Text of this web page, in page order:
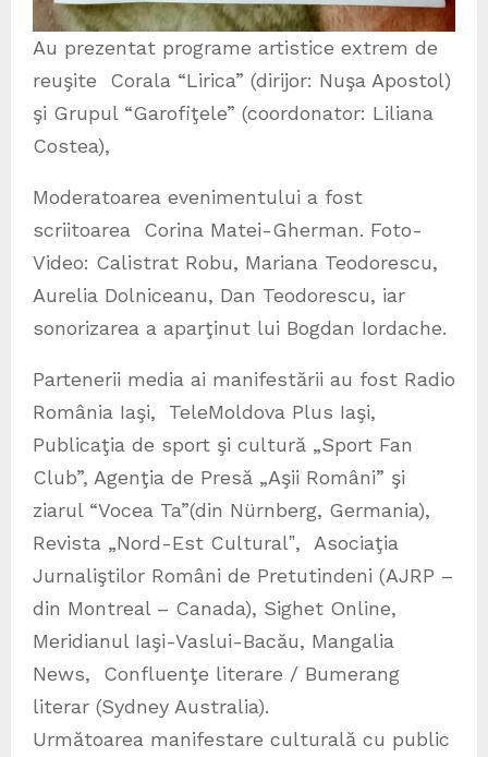
Au prezentat programe artistice extrem de
reuşite Corala “Lirica” (dirijor: Nuşa Apostol)
şi Grupul “Garofiţele” (coordonator: Liliana
Costea),
Moderatoarea evenimentului a fost
scriitoarea Corina Matei-Gherman. Foto-
Video: Calistrat Robu, Mariana Teodorescu,
Aurelia Dolniceanu, Dan Teodorescu, iar
sonorizarea a aparţinut lui Bogdan Iordache.
Partenerii media ai manifestării au fost Radio
România Iaşi, TeleMoldova Plus Iaşi,
Publicaţia de sport şi cultură „Sport Fan
Club”, Agenţia de Presă „Aşii Români” şi
ziarul “Vocea Ta”(din Nürnberg, Germania),
Revista „Nord-Est Culturalˮ, Asociaţia
Jurnaliştilor Români de Pretutindeni (AJRP –
din Montreal – Canada), Sighet Online,
Meridianul Iaşi-Vaslui-Bacău, Mangalia
News, Confluenţe literare / Bumerang
literar (Sydney Australia).
Următoarea manifestare culturală cu public